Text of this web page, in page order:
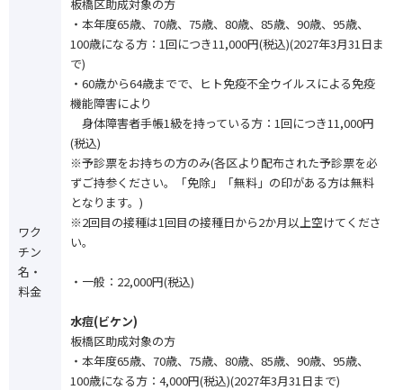
ワク
チン
名・
料金
板橋区助成対象の方
・本年度65歳、70歳、75歳、80歳、85歳、90歳、95歳、
100歳になる方：1回につき11,000円(税込)(2027年3月31日ま
で)
・60歳から64歳までで、ヒト免疫不全ウイルスによる免疫
機能障害により
身体障害者手帳1級を持っている方：1回につき11,000円
(税込)
※予診票をお持ちの方のみ(各区より配布された予診票を必
ずご持参ください。「免除」「無料」の印がある方は無料
となります。)
※2回目の接種は1回目の接種日から2か月以上空けてくださ
い。
・一般：22,000円(税込)
水痘(ビケン)
板橋区助成対象の方
・本年度65歳、70歳、75歳、80歳、85歳、90歳、95歳、
100歳になる方：4,000円(税込)(2027年3月31日まで)